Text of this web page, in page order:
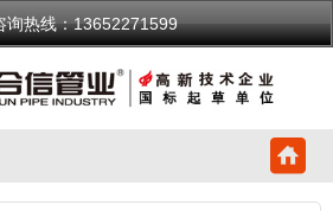
询热线：13652271599